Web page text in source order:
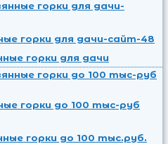
горки для дачи
горки до 100 тыс.руб.